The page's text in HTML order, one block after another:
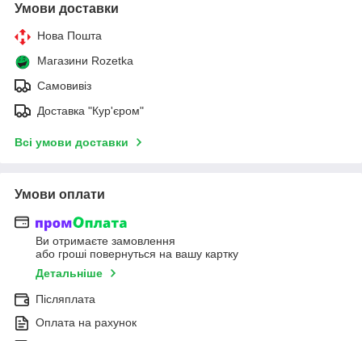
Умови доставки
Нова Пошта
Магазини Rozetka
Самовивіз
Доставка "Кур'єром"
Всі умови доставки
Умови оплати
Ви отримаєте замовлення
або гроші повернуться на вашу картку
Детальніше
Післяплата
Оплата на рахунок